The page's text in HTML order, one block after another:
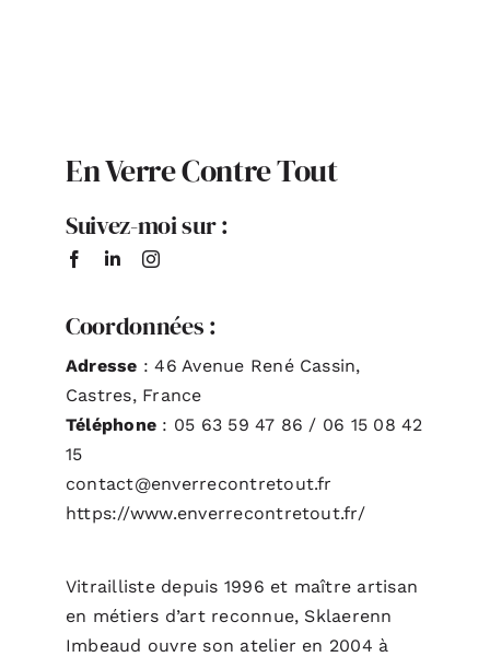
En Verre Contre Tout
Suivez-moi sur :
Coordonnées :
Adresse : 46 Avenue René Cassin,
Castres, France
Téléphone : 05 63 59 47 86 / 06 15 08 42
15
contact@enverrecontretout.fr
https://www.enverrecontretout.fr/
Vitrailliste depuis 1996 et maître artisan
en métiers d’art reconnue, Sklaerenn
Imbeaud ouvre son atelier en 2004 à